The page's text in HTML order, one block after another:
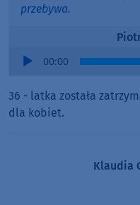
przebywa.
Audio
00:00
36 - latka została
dla kobiet.
Klaudia